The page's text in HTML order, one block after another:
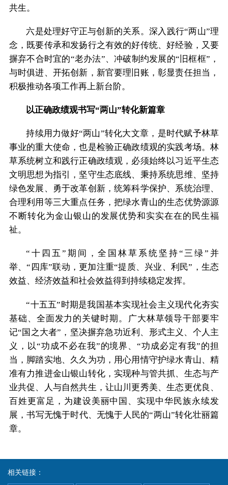
共生。
六是处理好守正与创新的关系。深入践行“两山”理
念，既要传承和发扬行之有效的好传统、好经验，又要
摒弃不合时宜的“老办法”、冲破制约发展的“旧框框”，
与时俱进、开拓创新，新官要理旧账，彰显责任担当，
积极推动各项工作再上新台阶。
以正确政绩观书写“两山”转化新篇章
持续用力做好“两山”转化大文章，是时代赋予林草
事业的重大使命，也是检验正确政绩观的实践考场。林
草系统树立和践行正确政绩观，必须始终以习近平生态
文明思想为指引，坚守生态底线、秉持系统思维、坚持
绿色发展、勇于改革创新，统筹科学保护、系统治理、
合理利用等三大重点任务，把绿水青山的生态优势源源
不断转化为金山银山的发展优势和实实在在的民生福
祉。
“十四五”期间，全国林草系统坚持“三绿”并
举、“四库”联动，更加注重“提质、兴业、利民”，生态
效益、经济效益和社会效益得到持续稳定发挥。
“十五五”时期是我国基本实现社会主义现代化夯实
基础、全面发力的关键时期。‌广大林草领导干部要牢
记“国之大者”，坚决摒弃急功近利、形式主义、个人主
义，以“功成不必在我”的境界、“功成必定有我”的担
当，脚踏实地、久久为功，用心用情守护绿水青山、精
准有力推进金山银山转化，实现种与管共抓、生态与产
业共促、人与自然共生，让山川更秀美、生态更优良、
百姓更富足，为建设美丽中国、实现中华民族永续发
展，书写无愧于时代、无愧于人民的“两山”转化壮丽篇
章。
相关链接：